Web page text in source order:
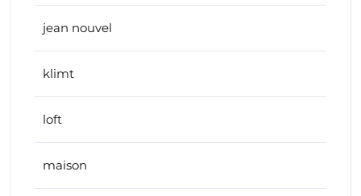
jean nouvel
klimt
loft
maison